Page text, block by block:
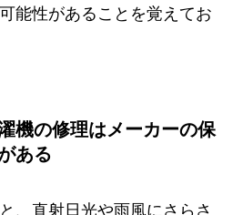
能性があることを覚えてお
機の修理はメーカーの保
ある
、直射日光や雨風にさらさ